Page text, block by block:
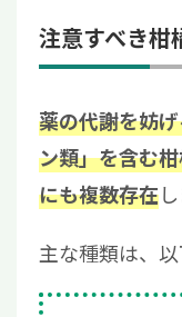
注意すべき柑
薬の代謝を妨
ン類」を含む
にも複数存在
主な種類は、以